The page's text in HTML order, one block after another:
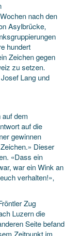
nach den
Asylbrücke,
hundert
Zeichen gegen
zu setzen.
Lang und
dem
auf die
gewinnen
Dieser
«Dass ein
war ein Wink an
verhalten!»,
Zug
Luzern die
Seite befand
Zeitpunkt im